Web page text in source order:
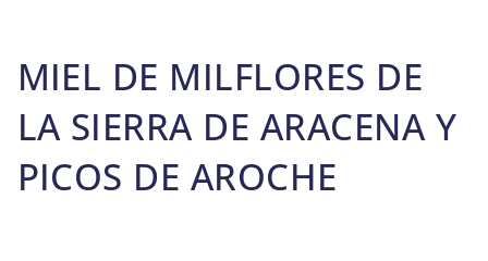
SOBRE NOSOTROS
MIEL DE MILFLORES DE
LA SIERRA DE ARACENA Y
PICOS DE AROCHE